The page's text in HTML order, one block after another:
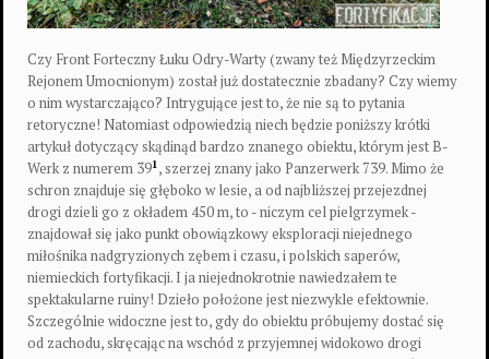
Czy Front Forteczny Łuku Odry-Warty (zwany też Międzyrzeckim
Rejonem Umocnionym) został już dostatecznie zbadany? Czy wiemy
o nim wystarczająco? Intrygujące jest to, że nie są to pytania
retoryczne! Natomiast odpowiedzią niech będzie poniższy krótki
artykuł dotyczący skądinąd bardzo znanego obiektu, którym jest B-
Werk z numerem 391, szerzej znany jako Panzerwerk 739. Mimo że
schron znajduje się głęboko w lesie, a od najbliższej przejezdnej
drogi dzieli go z okładem 450 m, to - niczym cel pielgrzymek -
znajdował się jako punkt obowiązkowy eksploracji niejednego
miłośnika nadgryzionych zębem i czasu, i polskich saperów,
niemieckich fortyfikacji. I ja niejednokrotnie nawiedzałem te
spektakularne ruiny! Dzieło położone jest niezwykle efektownie.
Szczególnie widoczne jest to, gdy do obiektu próbujemy dostać się
od zachodu, skręcając na wschód z przyjemnej widokowo drogi